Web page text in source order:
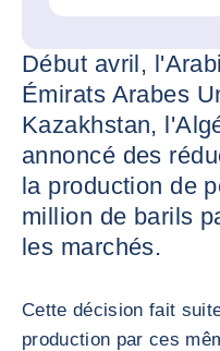
Début avril,
Émirats Arabes
Kazakhstan,
annoncé des
la production de
million de barils
les marchés.
Cette décision fait
production par ces